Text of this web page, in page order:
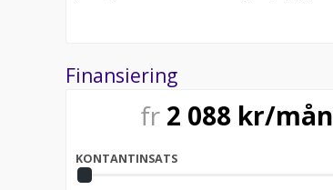
Finansiering
fr 2 088kr/mån
KONTANTINSATS